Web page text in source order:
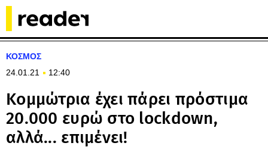
ΚΟΣΜΟΣ
24.01.21
12:40
Κομμώτρια έχει πάρει πρόστιμα
20.000 ευρώ στο lockdown,
αλλά... επιμένει!